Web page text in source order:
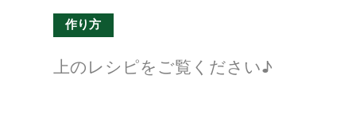
作り方
上のレシピをご覧ください♪